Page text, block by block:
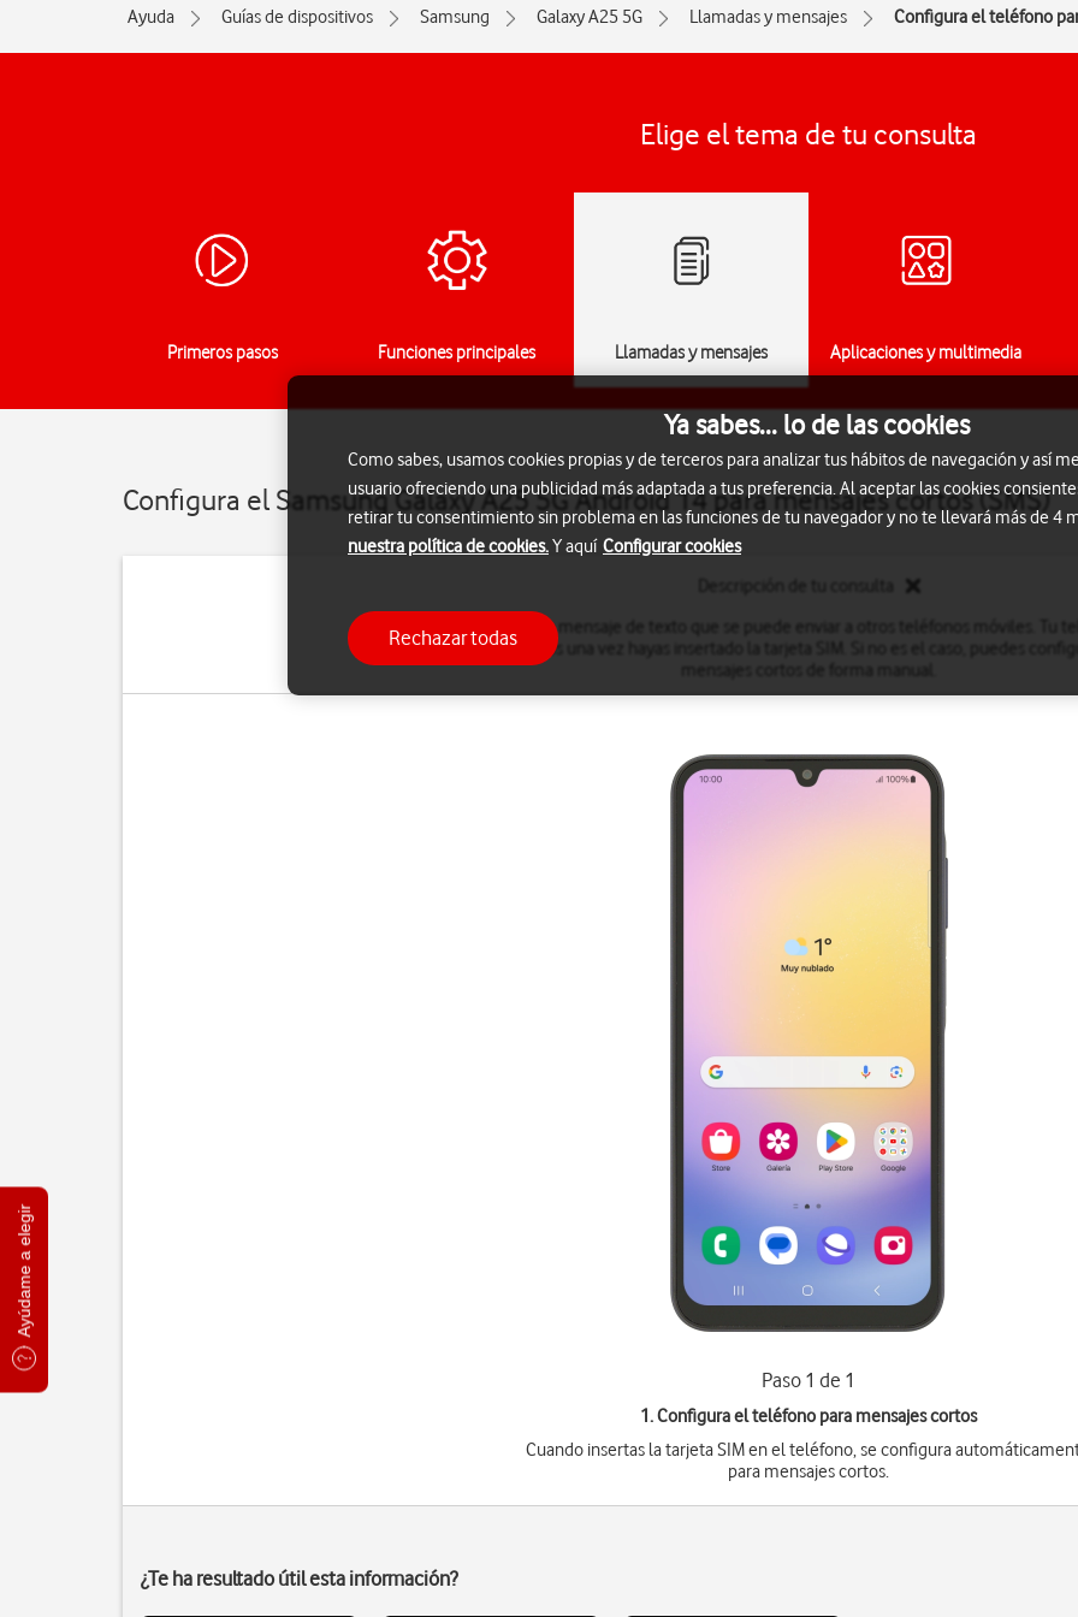
Ayúdame a elegir
Ayuda Guías de dispositivos Samsung Galaxy A25 5G Llamadas y mensajes Configura el teléfono
Elige el tema de tu consulta
Primeros pasos Funciones principales Llamadas y mensajes Aplicaciones y multimedia
Configura el Samsung Galaxy A25 5G Android 14 para mensajes cortos (SMS)
Un mensaje corto es un mensaje de texto que se puede enviar a otros teléfonos móviles. Tu
recibir mensajes cortos una vez hayas insertado la tarjeta SIM. Si no es el caso, puedes
Paso 1 de 1
1. Configura el teléfono para mensajes cortos
Cuando insertas la tarjeta SIM en el teléfono, se configura
para mensajes cortos.
¿Te ha resultado útil esta información?
Ya sabes... lo de las cookies
Como sabes, usamos cookies propias y de terceros para analizar tus hábitos de navegación y así
usuario ofreciendo una publicidad más adaptada a tus preferencia. Al aceptar las cookies
retirar tu consentimiento sin problema en las funciones de tu navegador y no te llevará más de 4
nuestra política de cookies.Y aquí Configurar cookies
Rechazar todas